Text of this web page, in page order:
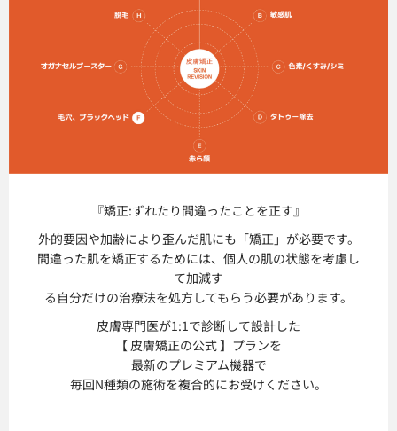
『矯正:ずれたり 間違ったことを正す』
外的要因や加齢により歪んだ肌にも「矯正」が必要です。
間違った肌を矯正するためには、個人の肌の状態を考慮し
て加減す
る自分だけの治療法を処方してもらう必要があります。
皮膚専門医が1:1で診断して設計した
【 皮膚矯正の公式 】プランを
最新のプレミアム機器で
毎回N種類の施術を複合的にお受けください。